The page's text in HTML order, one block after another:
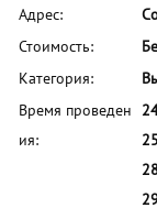
Адрес:
Стоимость:
Категория:
Время проведен
ия: